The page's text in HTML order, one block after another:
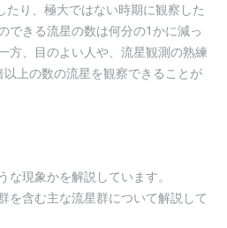
たり、極大ではない時期に観察した
できる流星の数は何分の1かに減っ
方、目のよい人や、流星観測の熟練
上の数の流星を観察できることが
な現象かを解説しています。
を含む主な流星群について解説して